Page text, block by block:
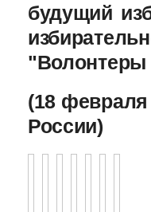
будущий
(18 февраля
России)